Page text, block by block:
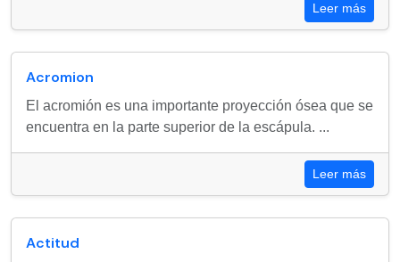
Leer más
Acromion
El acromión es una importante proyección ósea que se
encuentra en la parte superior de la escápula. ...
Leer más
Actitud